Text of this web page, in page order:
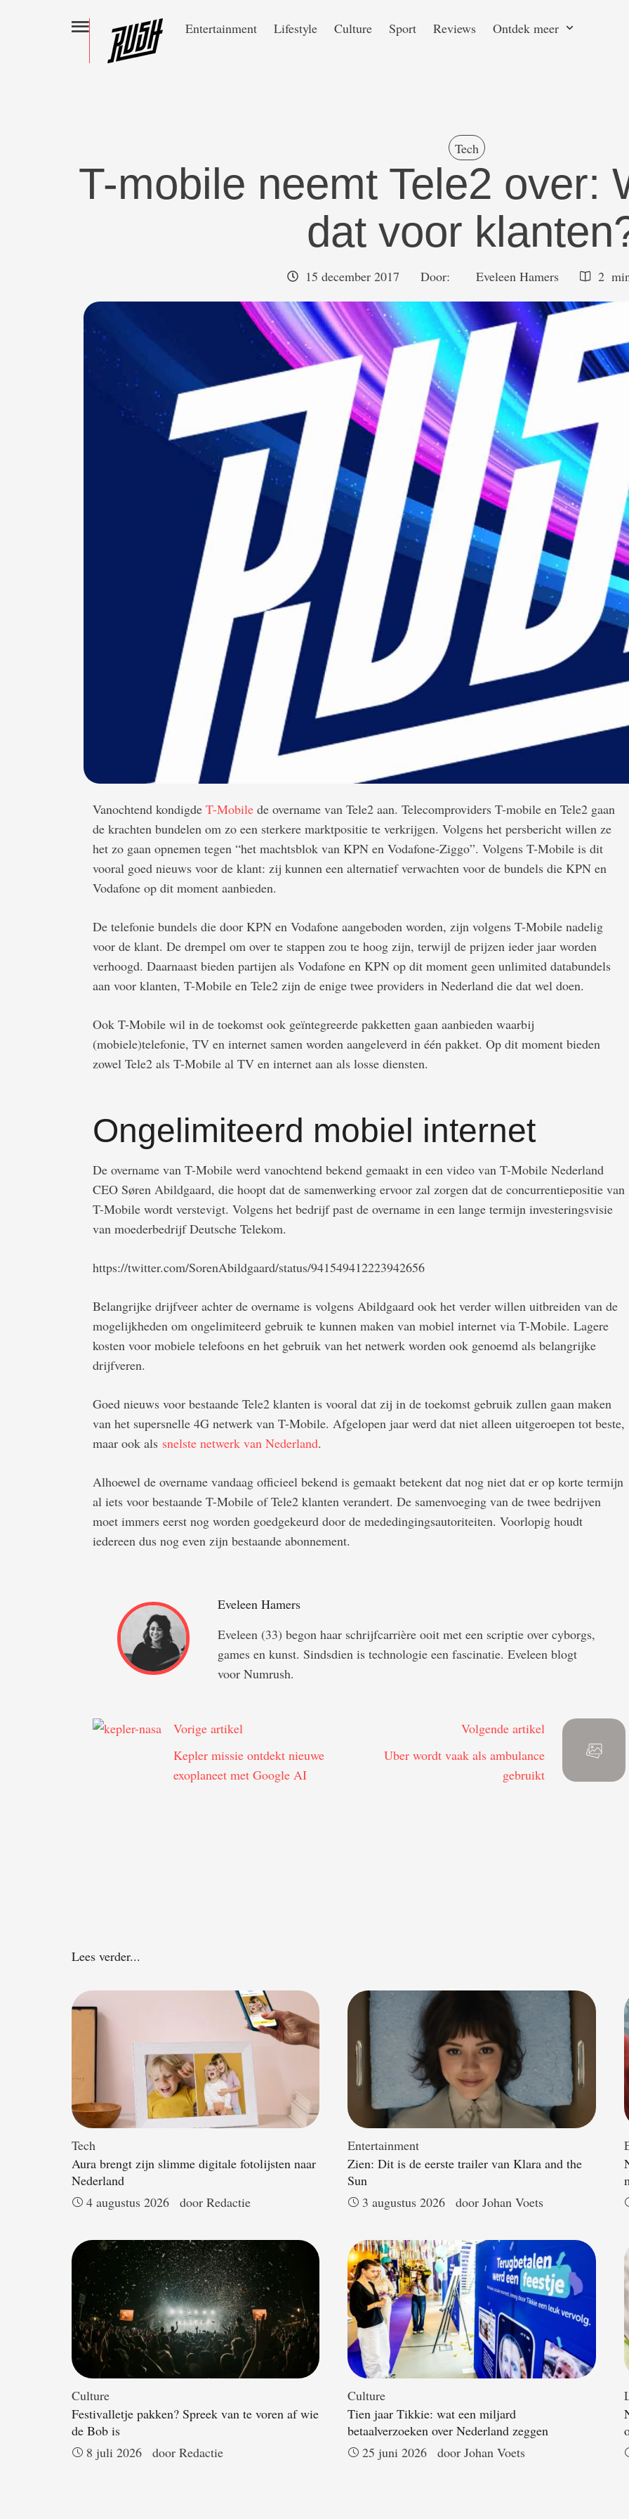
Entertainment Lifestyle Culture Sport Reviews Ontdek meer
Tech
T-mobile neemt Tele2 over:
dat voor
15 december 2017 Door: Eveleen Hamers 2
Vanochtend kondigde T-Mobile de overname van Tele2 aan. Telecomproviders T-mobile en Tele2 gaan
de krachten bundelen om zo een sterkere marktpositie te verkrijgen. Volgens het persbericht willen ze
het zo gaan opnemen tegen “het machtsblok van KPN en Vodafone-Ziggo”. Volgens T-Mobile is dit
vooral goed nieuws voor de klant: zij kunnen een alternatief verwachten voor de bundels die KPN en
Vodafone op dit moment aanbieden.
De telefonie bundels die door KPN en Vodafone aangeboden worden, zijn volgens T-Mobile nadelig
voor de klant. De drempel om over te stappen zou te hoog zijn, terwijl de prijzen ieder jaar worden
verhoogd. Daarnaast bieden partijen als Vodafone en KPN op dit moment geen unlimited databundels
aan voor klanten, T-Mobile en Tele2 zijn de enige twee providers in Nederland die dat wel doen.
Ook T-Mobile wil in de toekomst ook geïntegreerde pakketten gaan aanbieden waarbij
(mobiele)telefonie, TV en internet samen worden aangeleverd in één pakket. Op dit moment bieden
zowel Tele2 als T-Mobile al TV en internet aan als losse diensten.
Ongelimiteerd mobiel internet
De overname van T-Mobile werd vanochtend bekend gemaakt in een video van T-Mobile Nederland
CEO Søren Abildgaard, die hoopt dat de samenwerking ervoor zal zorgen dat de concurrentiepositie van
T-Mobile wordt verstevigt. Volgens het bedrijf past de overname in een lange termijn investeringsvisie
van moederbedrijf Deutsche Telekom.
https://twitter.com/SorenAbildgaard/status/941549412223942656
Belangrijke drijfveer achter de overname is volgens Abildgaard ook het verder willen uitbreiden van de
mogelijkheden om ongelimiteerd gebruik te kunnen maken van mobiel internet via T-Mobile. Lagere
kosten voor mobiele telefoons en het gebruik van het netwerk worden ook genoemd als belangrijke
drijfveren.
Goed nieuws voor bestaande Tele2 klanten is vooral dat zij in de toekomst gebruik zullen gaan maken
van het supersnelle 4G netwerk van T-Mobile. Afgelopen jaar werd dat niet alleen uitgeroepen tot beste,
maar ook als snelste netwerk van Nederland.
Alhoewel de overname vandaag officieel bekend is gemaakt betekent dat nog niet dat er op korte termijn
al iets voor bestaande T-Mobile of Tele2 klanten verandert. De samenvoeging van de twee bedrijven
moet immers eerst nog worden goedgekeurd door de mededingingsautoriteiten. Voorlopig houdt
iedereen dus nog even zijn bestaande abonnement.
Eveleen Hamers
Eveleen (33) begon haar schrijfcarrière ooit met een scriptie over cyborgs,
games en kunst. Sindsdien is technologie een fascinatie. Eveleen blogt
voor Numrush.
Vorige artikel
Kepler missie ontdekt nieuwe
exoplaneet met Google AI
Volgende artikel
Uber wordt vaak als ambulance
gebruikt
Lees verder...
Tech
Aura brengt zijn slimme digitale fotolijsten naar
Nederland
4 augustus 2026
door Redactie
Entertainment
Zien: Dit is de eerste trailer van Klara and the
Sun
3 augustus 2026
door Johan Voets
Culture
Festivalletje pakken? Spreek van te voren af wie
de Bob is
8 juli 2026
door Redactie
Culture
Tien jaar Tikkie: wat een miljard
betaalverzoeken over Nederland zeggen
25 juni 2026
door Johan Voets